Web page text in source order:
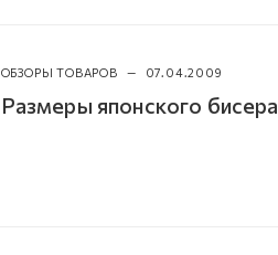
ОБЗОРЫ ТОВАРОВ — 07.04.2009
Размеры японского бисера